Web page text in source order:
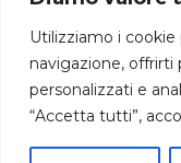
Utilizziamo i
navigazione,
personalizzati e
“Accetta tutti”,
Via di
Lun - Ven:
© 2023 Az. Agricola Tesi